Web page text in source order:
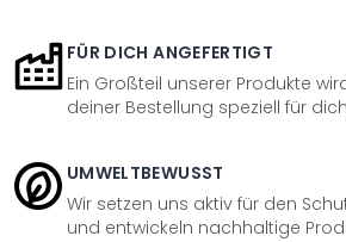
FÜR DICH ANGEFERTIGT
Ein Großteil unserer Produkte
deiner Bestellung speziell für
UMWELTBEWUSST
Wir setzen uns aktiv für den
und entwickeln nachhaltige